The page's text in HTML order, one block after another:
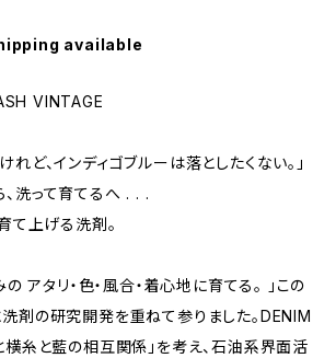
available
VINTAGE
れど、インディゴブルーは落としたくない。」
洗って育てるへ . . .
て上げる洗剤。
アタリ・色・風合・着心地に育てる。 」この
剤の研究開発を重ねて参りました。DENIM
横糸と藍の相互関係」を考え、石油系界面活